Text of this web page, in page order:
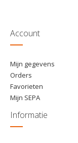
Account
Mijn gegevens
Orders
Favorieten
Mijn SEPA
Informatie